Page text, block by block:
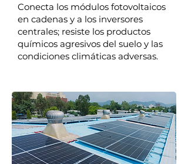
Conecta los módulos fotovoltaicos
en cadenas y a los inversores
centrales; resiste los productos
químicos agresivos del suelo y las
condiciones climáticas adversas.